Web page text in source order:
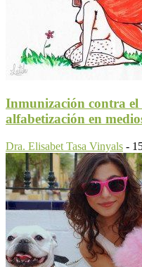
Inmunización contra el
alfabetización en
Dra. Elisabet Tasa Vinyals -